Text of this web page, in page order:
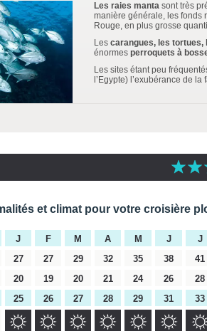
Les raies manta sont très
manière générale, les fonds
Rouge, en plus grosse
Les carangues, les tortues,
énormes perroquets à
Les sites étant peu
l’Egypte) l’exubérance de
et climat pour votre croisière
J F M A M J J
27 27 29 32 35 38 41
20 19 20 21 24 26 28
25 26 27 28 29 31 33